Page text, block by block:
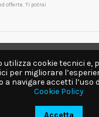
offerte. Ti potrai
utilizza cookie tecnici e,
per migliorare
a navigare accetti l’uso
Cookie Policy
Accetta